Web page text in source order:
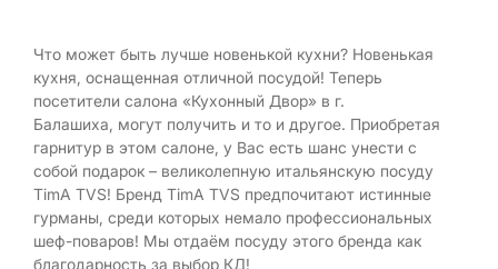
Что может быть лучше новенькой кухни? Новенькая
кухня, оснащенная отличной посудой! Теперь
посетители салона «Кухонный Двор» в г.
Балашиха, могут получить и то и другое. Приобретая
гарнитур в этом салоне, у Вас есть шанс унести с
собой подарок – великолепную итальянскую посуду
TimA TVS! Бренд TimA TVS предпочитают истинные
гурманы, среди которых немало профессиональных
шеф-поваров! Мы отдаём посуду этого бренда как
благодарность за выбор КД!